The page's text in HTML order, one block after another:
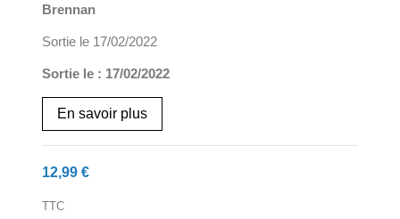
Brennan
Sortie le 17/02/2022
Sortie le : 17/02/2022
En savoir plus
12,99 €
TTC